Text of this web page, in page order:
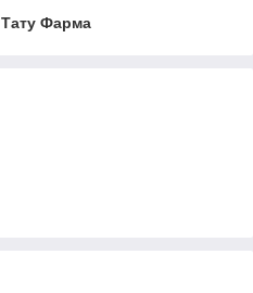
Тату Фарма